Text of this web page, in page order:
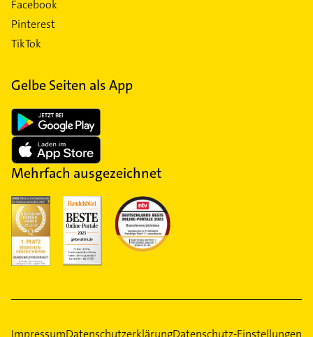
Facebook
Pinterest
TikTok
Gelbe Seiten als App
Mehrfach ausgezeichnet